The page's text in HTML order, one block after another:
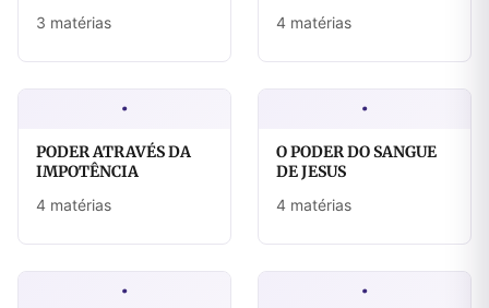
3 matérias 4 matérias
·
PODER ATRAVÉS DA
IMPOTÊNCIA
4 matérias
·
O PODER DO SANGUE
DE JESUS
4 matérias
· ·